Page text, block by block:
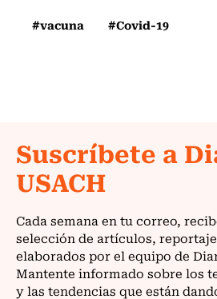
#vacuna
#Covid-19